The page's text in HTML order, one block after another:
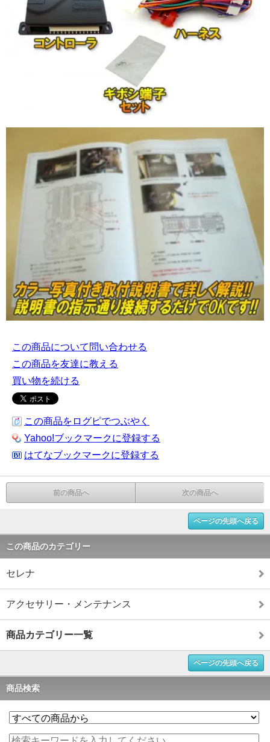
この商品について問い合わせる
この商品を友達に教える
買い物を続ける
この商品をログピでつぶやく
Yahoo!ブックマークに登録する
はてなブックマークに登録する
前の商品へ 次の商品へ
ページの先頭へ戻る
この商品のカテゴリー
セレナ
アクセサリー・メンテナンス
商品カテゴリー一覧
ページの先頭へ戻る
商品検索